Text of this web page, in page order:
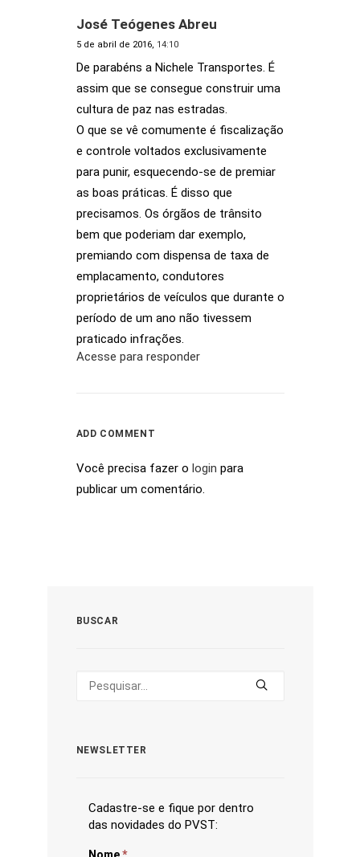
José Teógenes Abreu
5 de abril de 2016, 14:10
De parabéns a Nichele Transportes. É
assim que se consegue construir uma
cultura de paz nas estradas.
O que se vê comumente é fiscalização
e controle voltados exclusivamente
para punir, esquecendo-se de premiar
as boas práticas. É disso que
precisamos. Os órgãos de trânsito
bem que poderiam dar exemplo,
premiando com dispensa de taxa de
emplacamento, condutores
proprietários de veículos que durante o
período de um ano não tivessem
praticado infrações.
Acesse para responder
ADD COMMENT
Você precisa fazer o login para
publicar um comentário.
BUSCAR
NEWSLETTER
Cadastre-se e fique por dentro
das novidades do PVST: